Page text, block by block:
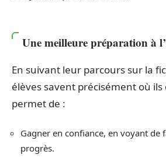
Une meilleure préparation à
En suivant leur parcours sur la
élèves savent précisément où
permet de :
Gagner en confiance, en voyant de
progrès.